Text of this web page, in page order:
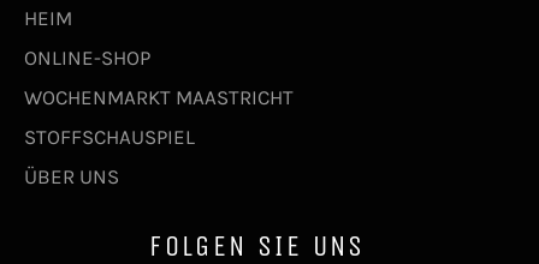
HEIM
ONLINE-SHOP
WOCHENMARKT MAASTRICHT
STOFFSCHAUSPIEL
ÜBER UNS
FOLGEN SIE UNS